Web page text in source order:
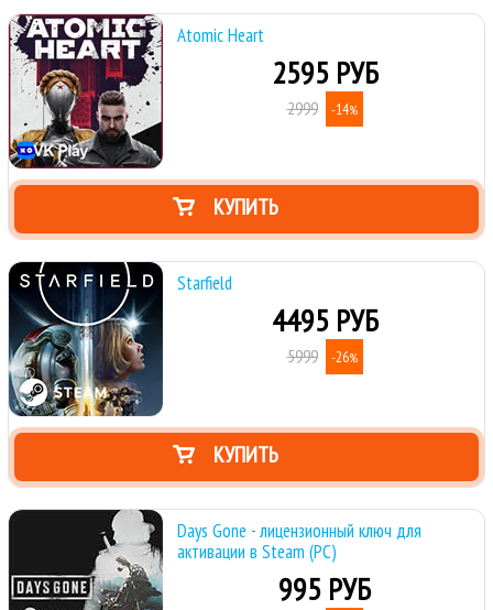
Atomic Heart
2595 РУБ
2999 -14%
КУПИТЬ
Starfield
4495 РУБ
5999 -26%
КУПИТЬ
Days Gone - лицензионный ключ для
активации в Steam (PC)
995 РУБ